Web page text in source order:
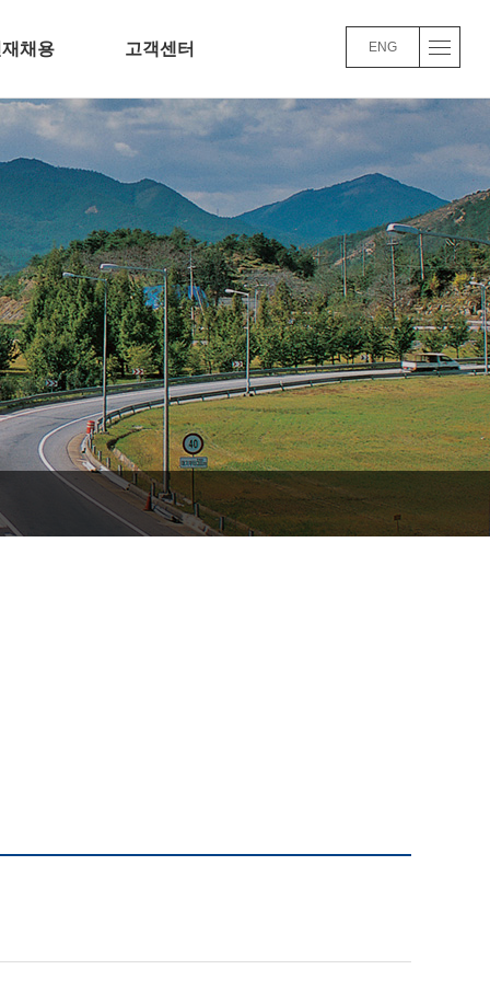
채용
용정보
육/복리후생
용FAQ
고객센터
Q&A
실적 품질/환경 경영방침
바로가기
ENG